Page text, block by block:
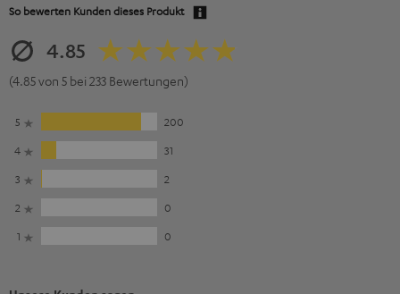
So bewerten Kunden dieses Produkt
4.85
(4.85 von 5 bei 233 Bewertungen)
5
200
4
31
3
2
2
0
1
0